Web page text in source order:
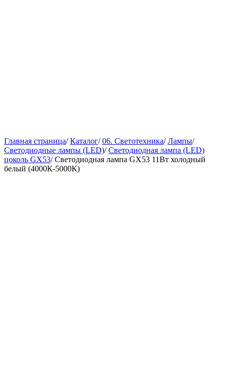
Главная страница/ Каталог/ 06. Светотехника/ Лампы/
Светодиодные лампы (LED)/ Светодиодная лампа (LED)
цоколь GX53/ Светодиодная лампа GX53 11Вт холодный
белый (4000К-5000К)